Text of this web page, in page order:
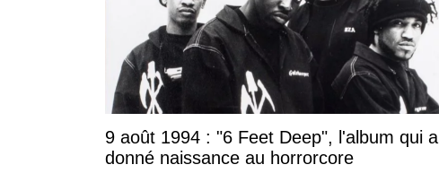
9 août 1994 : "6 Feet Deep", l'album qui a
donné naissance au horrorcore